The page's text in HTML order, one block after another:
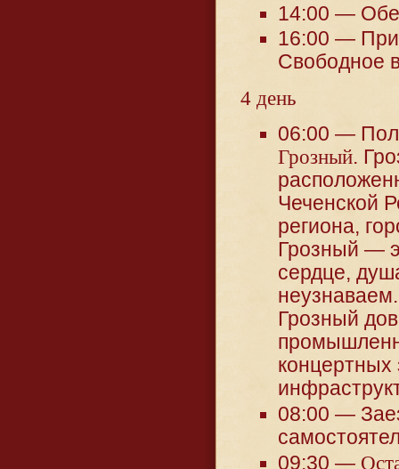
14:00 —
16:00 —
Свободное
4 день
06:00 —
Грозный.
Чеченской
региона,
Грозный —
сердце,
Грозный
концертных
08:00 —
09:30 —